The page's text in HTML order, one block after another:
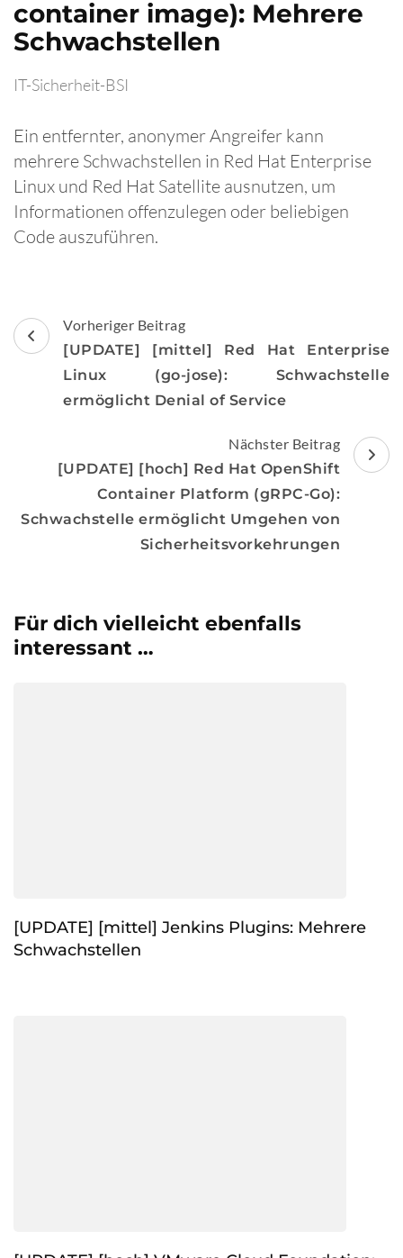
container image): Mehrere
Schwachstellen
IT-Sicherheit-BSI
Ein entfernter, anonymer Angreifer kann
mehrere Schwachstellen in Red Hat Enterprise
Linux und Red Hat Satellite ausnutzen, um
Informationen offenzulegen oder beliebigen
Code auszuführen.
Beitragsnavigation
Vorheriger Beitrag
[UPDATE] [mittel] Red Hat Enterprise
Linux (go-jose): Schwachstelle
ermöglicht Denial of Service
Nächster Beitrag
[UPDATE] [hoch] Red Hat OpenShift
Container Platform (gRPC-Go):
Schwachstelle ermöglicht Umgehen von
Sicherheitsvorkehrungen
Für dich vielleicht ebenfalls
interessant …
[UPDATE] [mittel] Jenkins Plugins: Mehrere
Schwachstellen